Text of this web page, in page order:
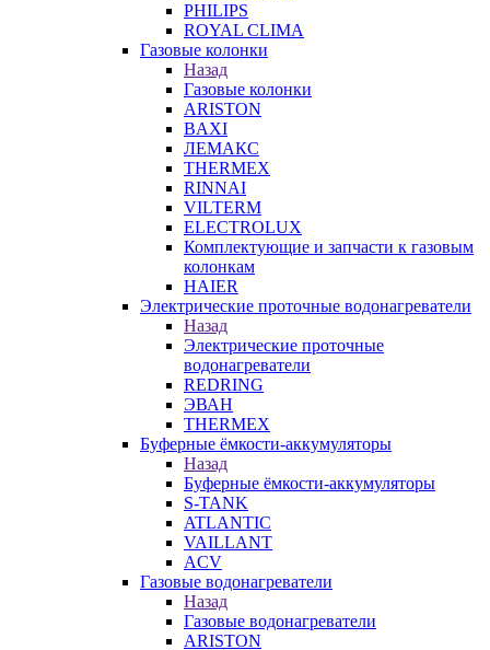
PHILIPS
ROYAL CLIMA
Газовые колонки
Назад
Газовые колонки
ARISTON
BAXI
ЛЕМАКС
THERMEX
RINNAI
VILTERM
ELECTROLUX
Комплектующие и запчасти к газовым
колонкам
HAIER
Электрические проточные водонагреватели
Назад
Электрические проточные
водонагреватели
REDRING
ЭВАН
THERMEX
Буферные ёмкости-аккумуляторы
Назад
Буферные ёмкости-аккумуляторы
S-TANK
ATLANTIC
VAILLANT
ACV
Газовые водонагреватели
Назад
Газовые водонагреватели
ARISTON